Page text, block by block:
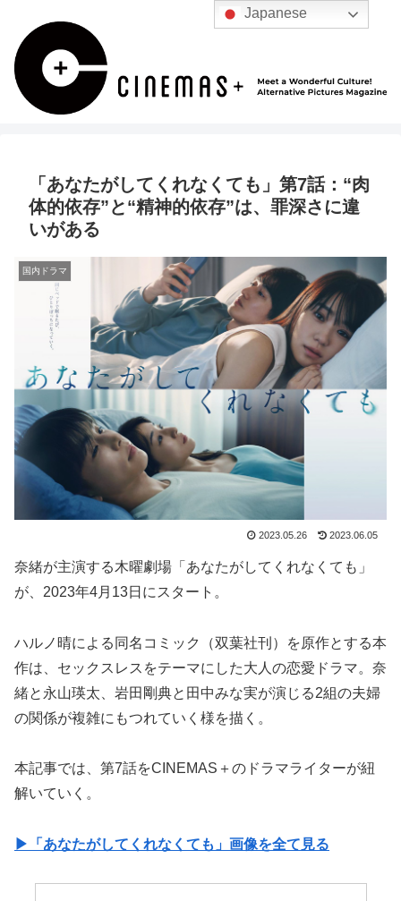
「あなたがしてくれなくても」第7話：“肉
体的依存”と“精神的依存”は、罪深さに違
いがある
国内ドラマ
2023.05.26 2023.06.05
奈緒が主演する木曜劇場「あなたがしてくれなくても」
が、2023年4月13日にスタート。
ハルノ晴による同名コミック（双葉社刊）を原作とする本
作は、セックスレスをテーマにした大人の恋愛ドラマ。奈
緒と永山瑛太、岩田剛典と田中みな実が演じる2組の夫婦
の関係が複雑にもつれていく様を描く。
本記事では、第7話をCINEMAS＋のドラマライターが紐
解いていく。
▶︎「あなたがしてくれなくても」画像を全て見る
Japanese